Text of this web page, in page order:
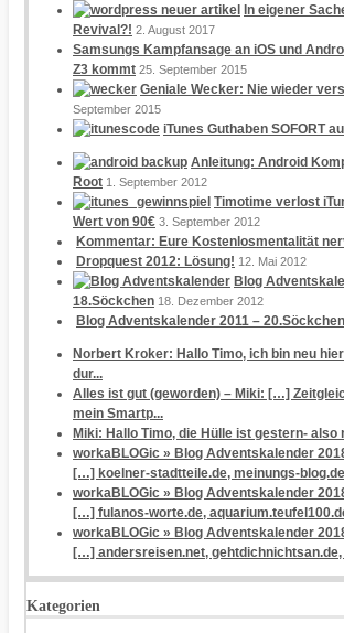
In eigener
Revival?! 2. August 2017
Samsungs Kampfansage an iOS und
Z3 kommt 25. September 2015
Geniale Wecker: Nie wieder
September 2015
iTunes Guthaben SOFORT
Anleitung: Android
Root 1. September 2012
Timotime verlost
Wert von 90€ 3. September 2012
Kommentar: Eure Kostenlosmentalität
Dropquest 2012: Lösung! 12. Mai 2012
Blog
18.Söckchen 18. Dezember 2012
Blog Adventskalender 2011 – 20.Söckchen
Norbert Kroker: Hallo Timo, ich bin neu
dur...
Alles ist gut (geworden) – Miki: […]
mein Smartp...
Miki: Hallo Timo, die Hülle ist gestern- also
workaBLOGic » Blog Adventskalender
[…] koelner-stadtteile.de, meinungs-
workaBLOGic » Blog Adventskalender
[…] fulanos-worte.de,
workaBLOGic » Blog Adventskalender
[…] andersreisen.net, gehtdichnichtsan.de,
Kategorien